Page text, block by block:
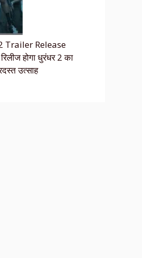
Trailer Release
होगा धुरंधर 2 का
उत्साह